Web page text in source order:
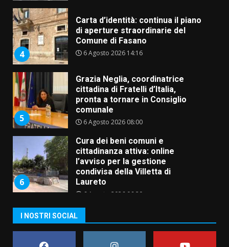
4
Carta d’identità: continua il piano
di aperture straordinarie del
Comune di Fasano
6 Agosto 2026 14:16
5
Grazia Neglia, coordinatrice
cittadina di Fratelli d’Italia,
pronta a tornare in Consiglio
comunale
6 Agosto 2026 08:00
6
Cura dei beni comuni e
cittadinanza attiva: online
l’avviso per la gestione
condivisa della Villetta di
Laureto
6 Agosto 2026 06:20
assoluta de “L’Albergo
Belvedere. Il rapimento”
6 Agosto 2026 06:15
I NOSTRI SOCIAL